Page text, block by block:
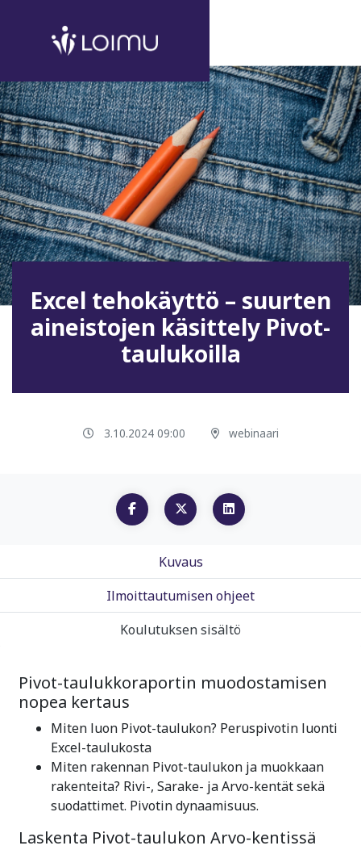
Excel tehokäyttö – suurten
aineistojen käsittely Pivot-
taulukoilla
3.10.2024 09:00 webinaari
Kuvaus
Ilmoittautumisen ohjeet
Koulutuksen sisältö
Pivot-taulukkoraportin muodostamisen
nopea kertaus
Miten luon Pivot-taulukon? Peruspivotin luonti
Excel-taulukosta
Miten rakennan Pivot-taulukon ja muokkaan
rakenteita? Rivi-, Sarake- ja Arvo-kentät sekä
suodattimet. Pivotin dynaamisuus.
Laskenta Pivot-taulukon Arvo-kentissä